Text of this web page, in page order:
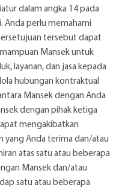
dalam angka 14 pada
Anda perlu memahami
tersebut dapat
Mansek untuk
layanan, dan jasa kepada
hubungan kontraktual
Mansek dengan Anda
dengan pihak ketiga
mengakibatkan
yang Anda terima dan/atau
atas satu atau beberapa
Mansek dan/atau
satu atau beberapa